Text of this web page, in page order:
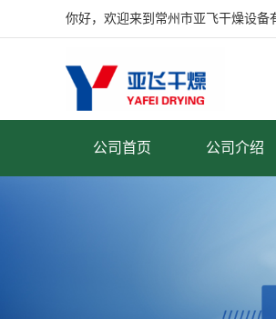
你好，欢迎来到常州市亚飞干燥设备
公司首页 公司介绍